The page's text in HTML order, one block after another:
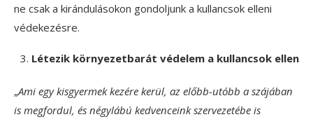
ne csak a kirándulásokon gondoljunk a kullancsok elleni
védekezésre.
Létezik környezetbarát védelem a kullancsok ellen
„Ami egy kisgyermek kezére kerül, az előbb-utóbb a szájában
is megfordul, és négylábú kedvenceink szervezetébe is